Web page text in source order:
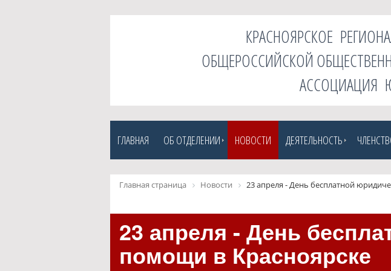
КРАСНОЯРСКОЕ
ОБЩЕРОССИЙСКОЙ
АССОЦИАЦИЯ
ГЛАВНАЯ ОБ ОТДЕЛЕНИИ НОВОСТИ ДЕЯТЕЛЬНОСТЬ
Главная страница Новости 23 апреля - День бесплатной
23 апреля - День
помощи в Красноярске